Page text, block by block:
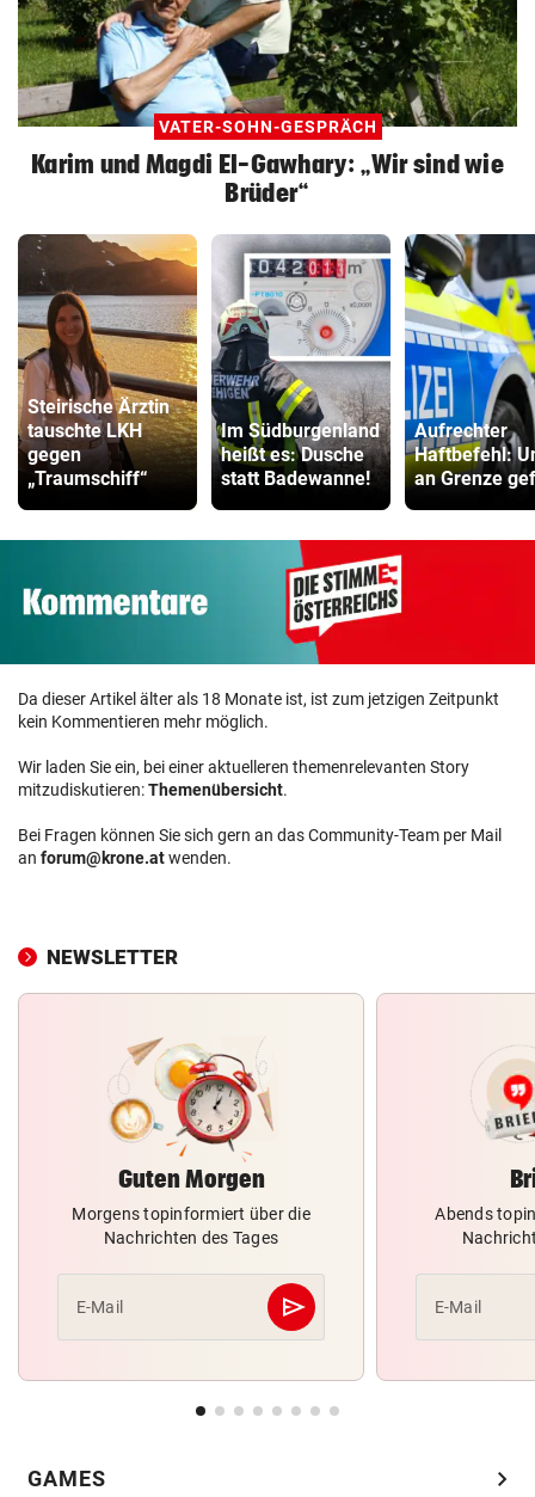
VATER-SOHN-GESPRÄCH
Karim und Magdi El-Gawhary: „Wir sind wie
Brüder“
Steirische Ärztin
tauschte LKH
gegen
„Traumschiff“
Im Südburgenland
heißt es: Dusche
statt Badewanne!
Aufrechter
Haftbefehl:
an Grenze
Da dieser Artikel älter als 18 Monate ist, ist zum jetzigen Zeitpunkt
kein Kommentieren mehr möglich.
Wir laden Sie ein, bei einer aktuelleren themenrelevanten Story
mitzudiskutieren:Themenübersicht.
Bei Fragen können Sie sich gern an das Community-Team per Mail
an forum@krone.atwenden.
NEWSLETTER
Guten Morgen
Morgens topinformiert über die
Nachrichten des Tages
E-Mail send
Abschicken
Abends
E-Mail
GAMES chevron_right